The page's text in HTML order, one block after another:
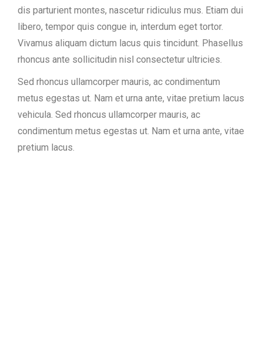
dis parturient montes, nascetur ridiculus mus. Etiam dui
libero, tempor quis congue in, interdum eget tortor.
Vivamus aliquam dictum lacus quis tincidunt. Phasellus
rhoncus ante sollicitudin nisl consectetur ultricies.
Sed rhoncus ullamcorper mauris, ac condimentum
metus egestas ut. Nam et urna ante, vitae pretium lacus
vehicula. Sed rhoncus ullamcorper mauris, ac
condimentum metus egestas ut. Nam et urna ante, vitae
pretium lacus.